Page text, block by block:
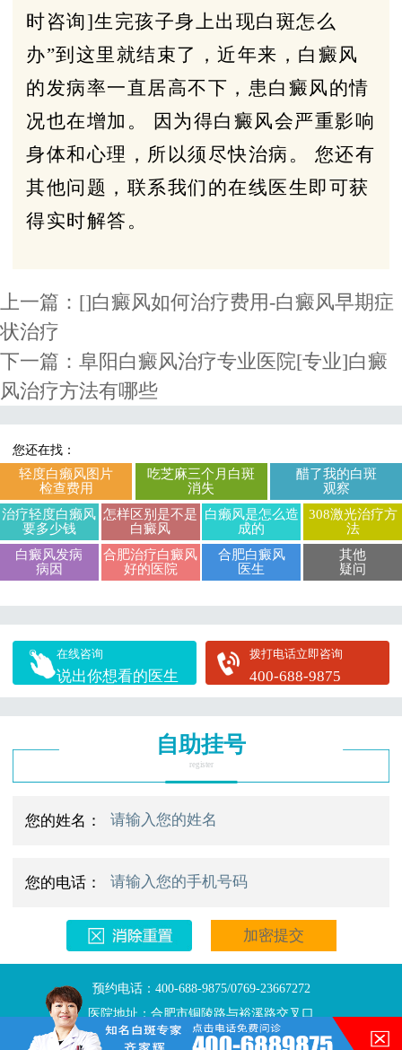
时咨询]生完孩子身上出现白斑怎么
办”到这里就结束了，近年来，白癜风
的发病率一直居高不下，患白癜风的情
况也在增加。 因为得白癜风会严重影响
身体和心理，所以须尽快治病。 您还有
其他问题，联系我们的在线医生即可获
得实时解答。
上一篇： []白癜风如何治疗费用-白癜风早期症
状治疗
下一篇： 阜阳白癜风治疗专业医院[专业]白癜
风治疗方法有哪些
您还在找：
轻度白癞风图片
检查费用
吃芝麻三个月白斑
消失
醋了我的白斑
观察
治疗轻度白癞风
要多少钱
怎样区别是不是
白癜风
白癞风是怎么造
成的
308激光治疗方
法
白癜风发病
病因
合肥治疗白癜风
好的医院
合肥白癜风
医生
其他
疑问
在线咨询
说出你想看的医生
拨打电话立即咨询
400-688-9875
自助挂号
register
您的姓名：
您的电话：
预约电话：400-688-9875/0769-23667272
医院地址：合肥市铜陵路与裕溪路交叉口
Copyright © 2025合肥华夏白班癫疯研究院版权所有网站地图